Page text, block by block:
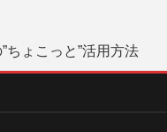
ちょこっと”活用方法